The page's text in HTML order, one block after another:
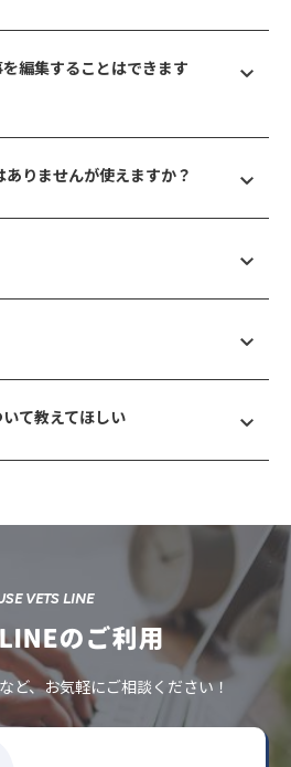
を連携することで、記事を病院様の
て飼い主の方々に配信できます。連携
動画やPDFで解説しており、お申込
ードで見れるようになっておりま
編集することはできます
ありませんが使えますか？
をご利用いただくと、より情報を届
ください。
が継続で適用されます）
）
service/line-official-
ォームよりご連絡くださいませ。
て教えてほしい
さい。
VETS LINE
のご利用
ど、お気軽にご相談ください！